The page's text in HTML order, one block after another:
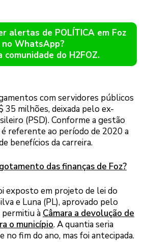
alertas de POLÍTICA em Foz
no WhatsApp?
comunidade do H2FOZ.
com servidores públicos
35 milhões, deixada pelo ex-
(PSD). Conforme a gestão
referente ao período de 2020 a
benefícios da carreira.
das finanças de Foz?
exposto em projeto de lei do
e Luna (PL), aprovado pelo
permitiu à Câmara a devolução de
o município. A quantia seria
no fim do ano, mas foi antecipada.